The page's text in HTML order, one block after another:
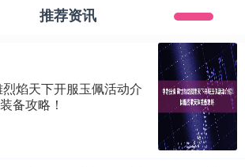
推荐资讯
焰天下开服玉佩活动介
备攻略！